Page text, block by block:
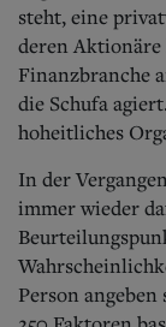
steht, eine
deren Aktionäre
Finanzbranche
die Schufa
hoheitliches
In der
immer wieder
Person